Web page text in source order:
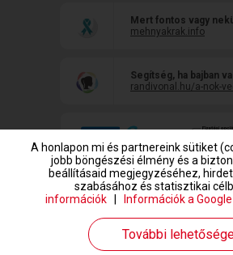
Mert fontos vagy
mehnyakrak.info
Segítség, ha bajban
randivonal.hu/a-nok-
www.randivonal.hu © Copyright 1999-2026
A honlapon mi és partnereink sütiket
jobb böngészési élmény és a
beállításaid megjegyzéséhez,
szabásához és statisztikai
információk
Információk a
További